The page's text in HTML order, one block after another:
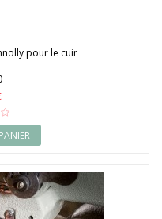
pour le cuir